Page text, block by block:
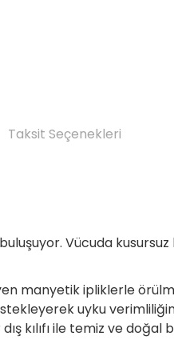
Taksit Seçenekleri
Vücuda
manyetik ipliklerle
uyku
kılıfı ile temiz ve